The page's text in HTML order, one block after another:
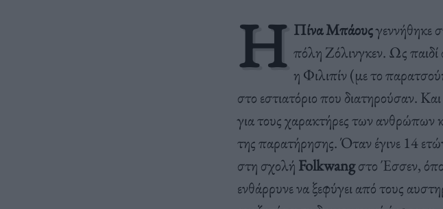
Η Πίνα Μπάουςγεννήθηκε
πόλη Ζόλινγκεν. Ως παιδί
η Φιλιπίν (με το
στο εστιατόριο που διατηρούσαν.
για τους χαρακτήρες των ανθρώπων
της παρατήρησης. Όταν έγινε 14
στη σχολή Folkwangστο Έσσεν,
ενθάρρυνε να ξεφύγει από τους